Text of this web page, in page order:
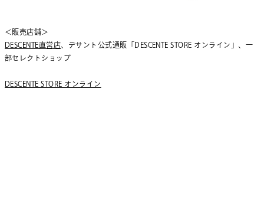
＜販売店舗＞
DESCENTE直営店 、デサント公式通販「DESCENTE STORE オンライン」、一
部セレクトショップ
DESCENTE STORE オンライン